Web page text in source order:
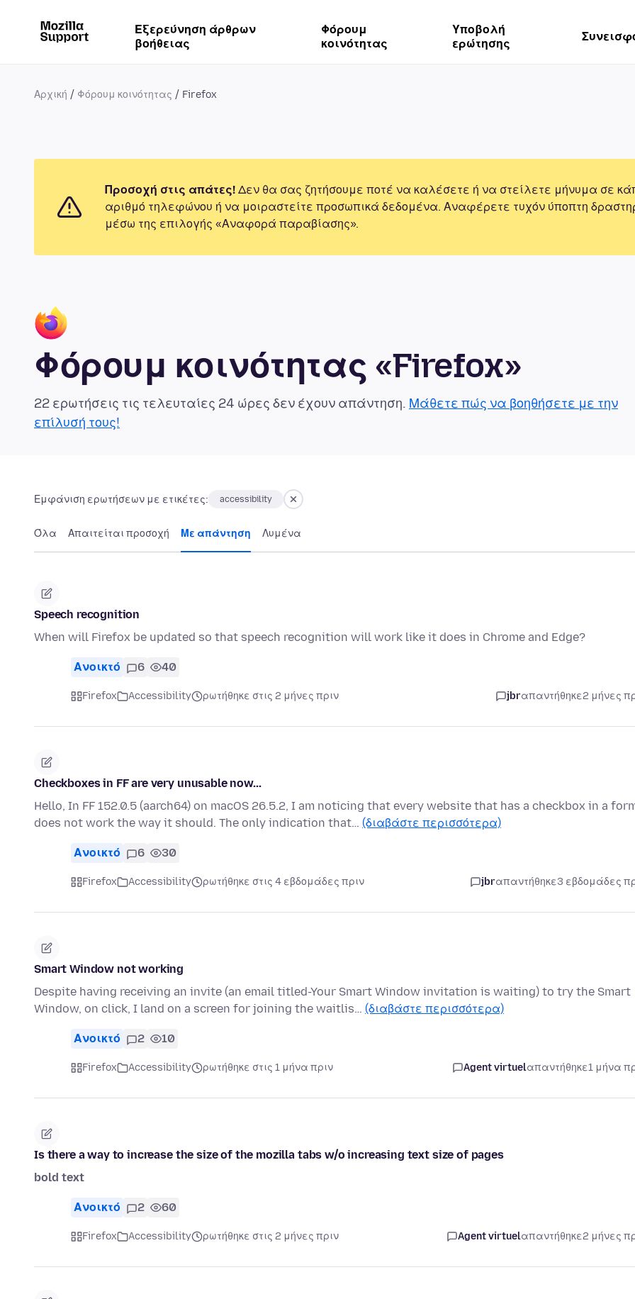
Εξερεύνηση άρθρων
βοήθειας
Φόρουμ
κοινότητας
Υποβολή
ερώτησης
Αρχική Φόρουμ κοινότητας Firefox
Προσοχή στις απάτες! Δεν θα σας ζητήσουμε ποτέ να καλέσετε ή να στείλετε μήνυμα σε
αριθμό τηλεφώνου ή να μοιραστείτε προσωπικά δεδομένα. Αναφέρετε τυχόν ύποπτη
μέσω της επιλογής «Αναφορά παραβίασης».
Φόρουμ κοινότητας «Firefox»
22 ερωτήσεις τις τελευταίες 24 ώρες δεν έχουν απάντηση. Μάθετε πώς να βοηθήσετε με την
επίλυσή τους!
Εμφάνιση ερωτήσεων με ετικέτες: accessibility
Όλα Απαιτείται προσοχή Με απάντηση Λυμένα
Speech recognition
When will Firefox be updated so that speech recognition will work like it does in Chrome and Edge?
Ανοικτό 6 40
Firefox Accessibility ρωτήθηκε στις 2 μήνες πριν jbrαπαντήθηκε2 μήνες
Checkboxes in FF are very unusable now...
Hello, In FF 152.0.5 (aarch64) on macOS 26.5.2, I am noticing that every website that has a checkbox in a
does not work the way it should. The only indication that… (διαβάστε περισσότερα)
Ανοικτό 6 30
Firefox Accessibility ρωτήθηκε στις 4 εβδομάδες πριν jbrαπαντήθηκε3 εβδομάδες
Smart Window not working
Despite having receiving an invite (an email titled-Your Smart Window invitation is waiting) to try the Smart
Window, on click, I land on a screen for joining the waitlis… (διαβάστε περισσότερα)
Ανοικτό 2 10
Firefox Accessibility ρωτήθηκε στις 1 μήνα πριν Agent virtuelαπαντήθηκε1 μήνα
Is there a way to increase the size of the mozilla tabs w/o increasing text size of pages
bold text
Ανοικτό 2 60
Firefox Accessibility ρωτήθηκε στις 2 μήνες πριν Agent virtuelαπαντήθηκε2 μήνες